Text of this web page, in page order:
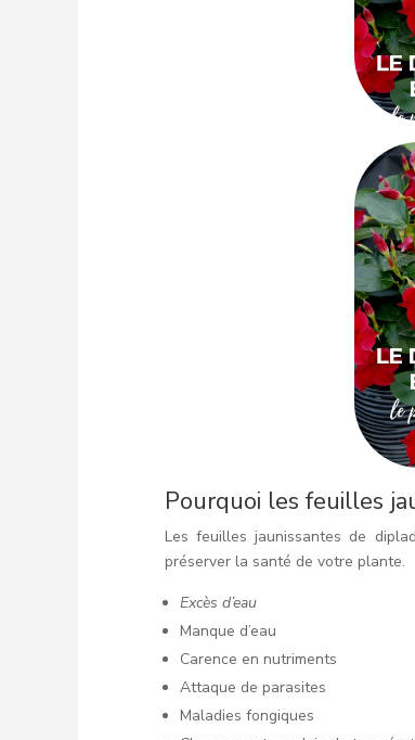
Pourquoi les feuilles
Les feuilles jaunissantes de
préserver la santé de votre plante.
Excès d’eau
Manque d’eau
Carence en nutriments
Attaque de parasites
Maladies fongiques